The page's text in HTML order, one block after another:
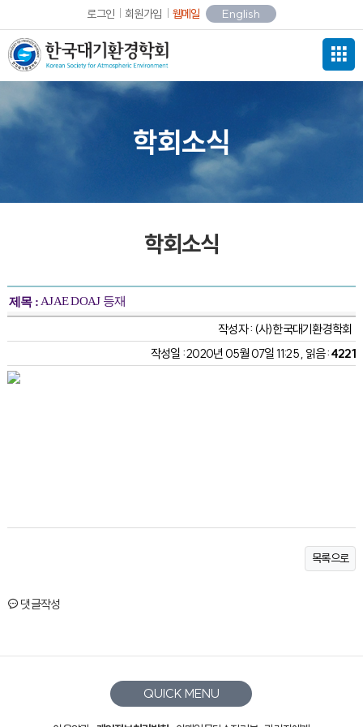
로그인 회원가입 웹메일 English
학회소식
학회소식
제목 :AJAE DOAJ 등재
작성자 : (사)한국대기환경학회
작성일 : 2020년 05월 07일 11:25 , 읽음 :4221
목록으로
댓글작성
QUICK MENU